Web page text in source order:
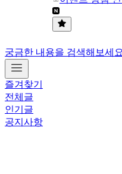
궁금한 내용을 검색해보세요
즐겨찾기
전체글
인기글
공지사항